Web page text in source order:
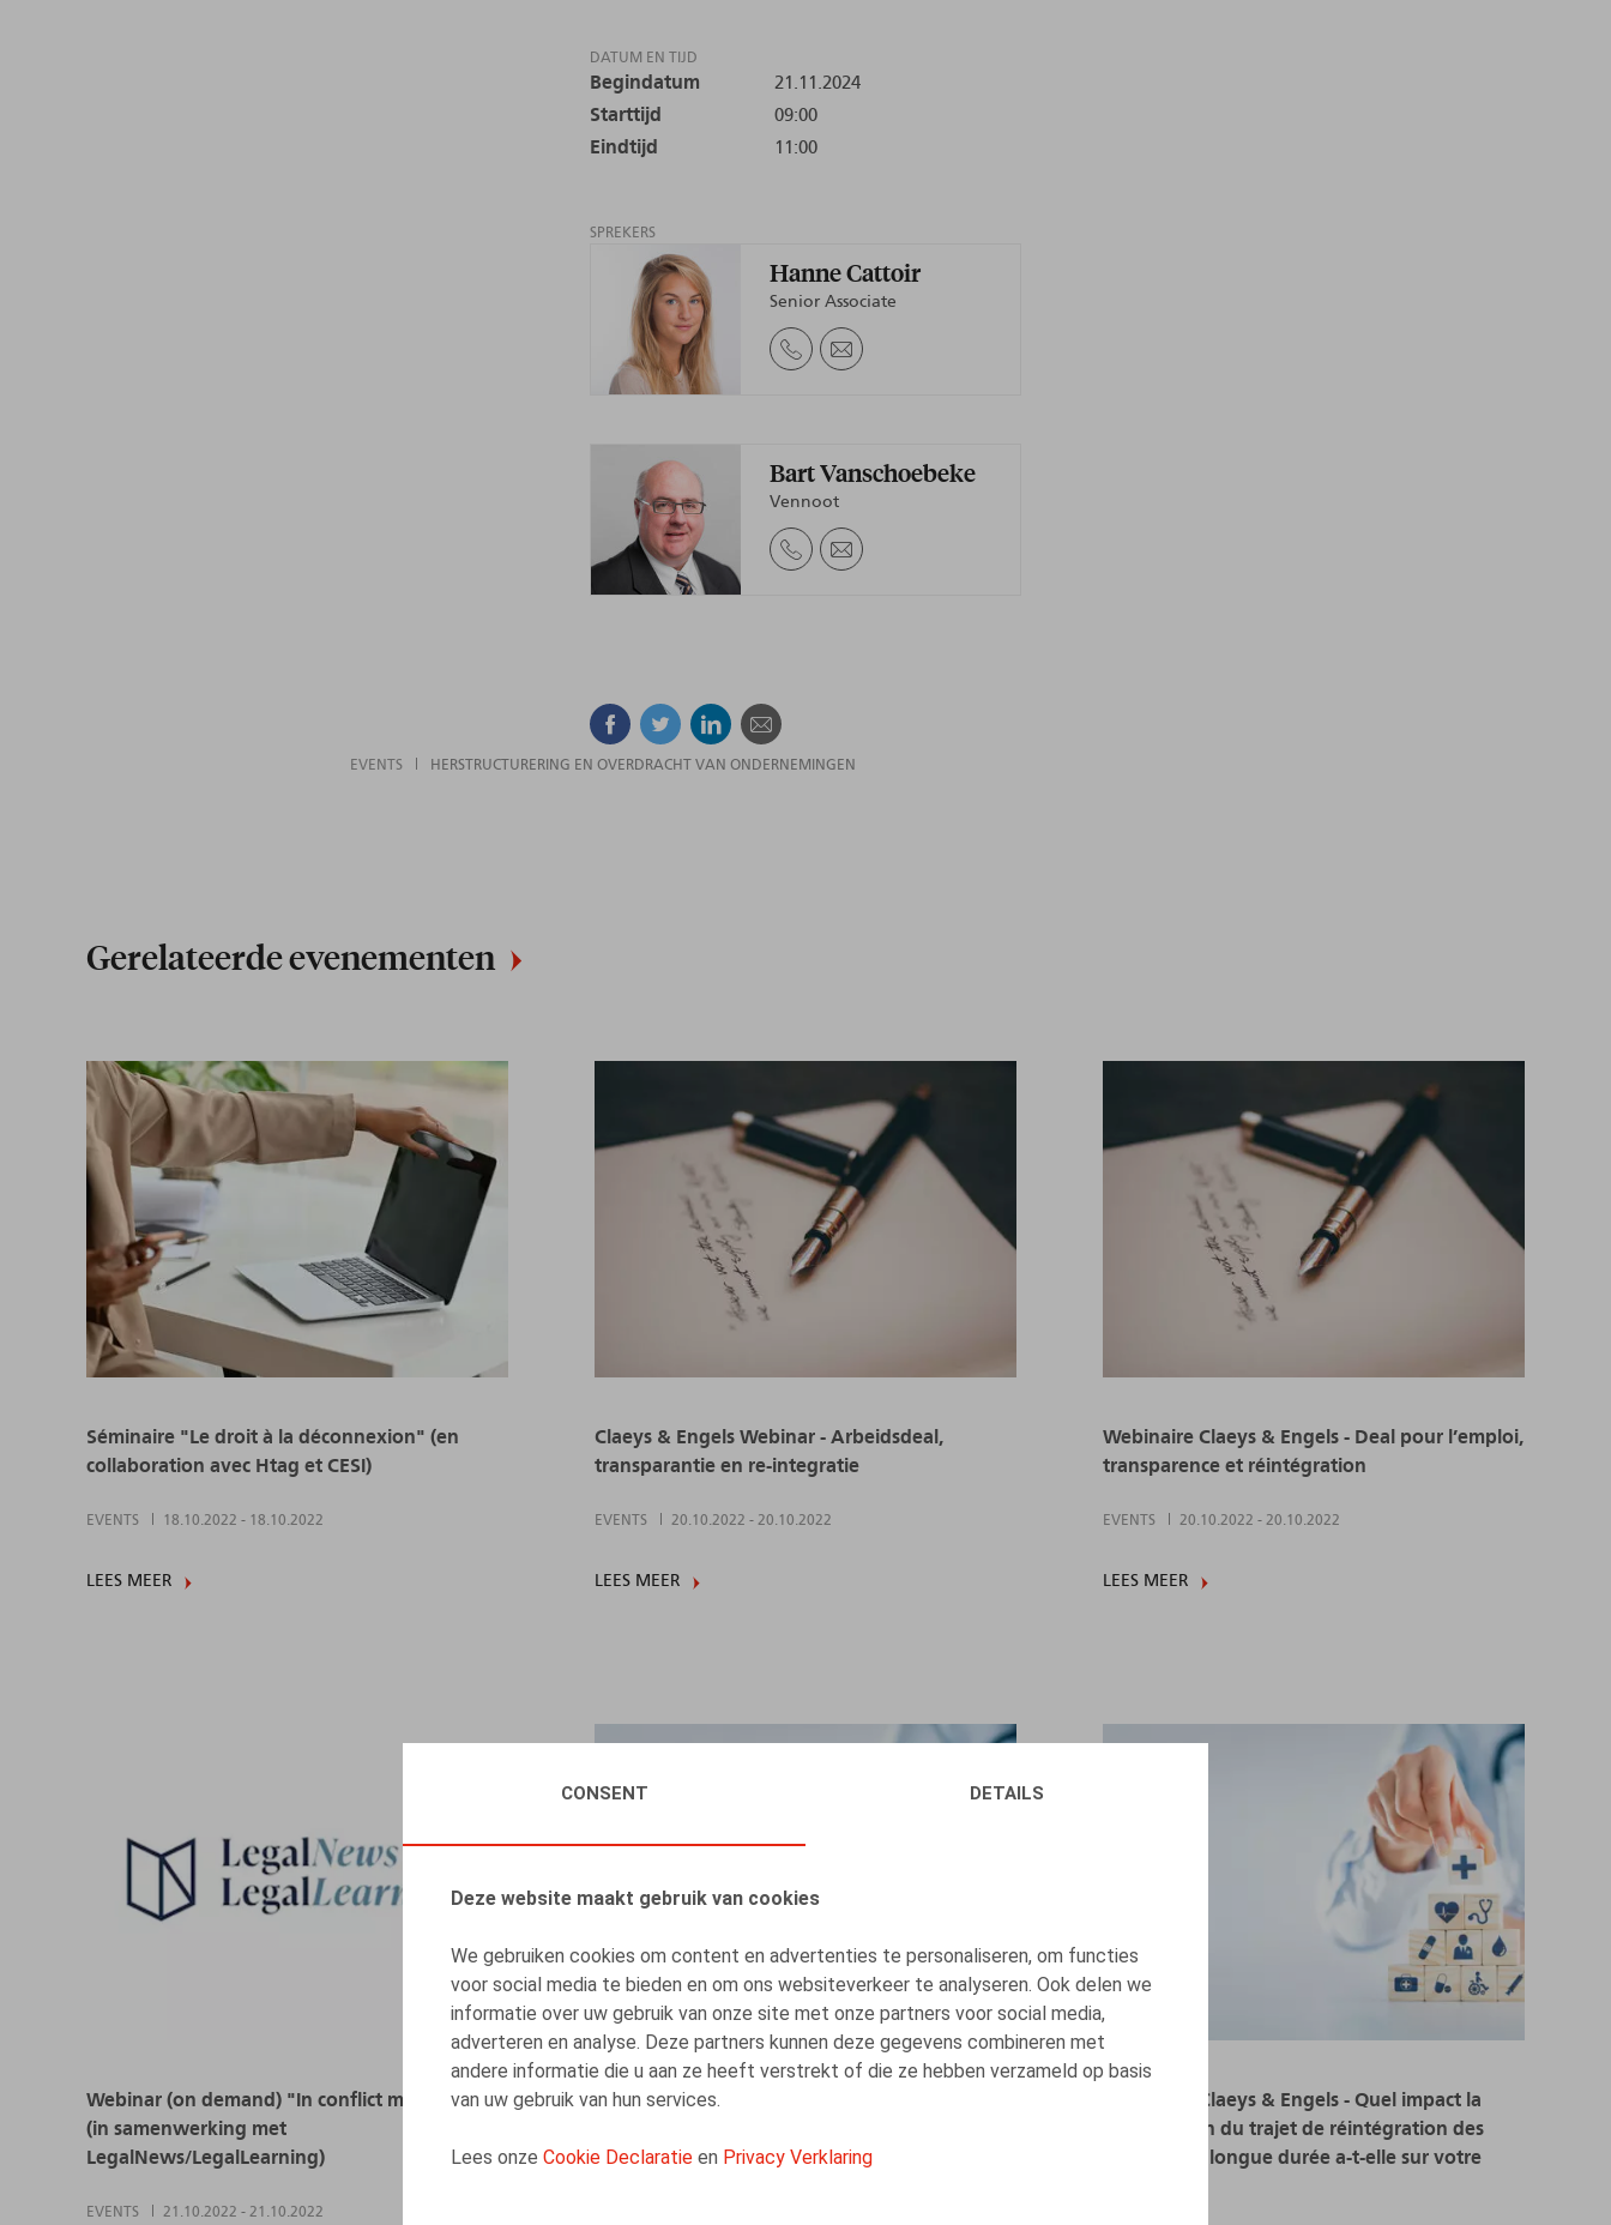
CONSENT DETAILS
Deze website maakt gebruik van cookies
We gebruiken cookies om content en advertenties te personaliseren, om functies
voor social media te bieden en om ons websiteverkeer te analyseren. Ook delen we
informatie over uw gebruik van onze site met onze partners voor social media,
adverteren en analyse. Deze partners kunnen deze gegevens combineren met
andere informatie die u aan ze heeft verstrekt of die ze hebben verzameld op basis
van uw gebruik van hun services.
Lees onze Cookie Declaratie en Privacy Verklaring
EVENTS HERSTRUCTURERING EN OVERDRACHT VAN ONDERNEMINGEN
Gerelateerde evenementen
Séminaire "Le droit à la déconnexion" (en
collaboration avec Htag et CESI)
EVENTS 18.10.2022 - 18.10.2022
LEES MEER
Claeys & Engels Webinar - Arbeidsdeal,
transparantie en re-integratie
EVENTS 20.10.2022 - 20.10.2022
LEES MEER
Webinaire Claeys & Engels - Deal pour l’emploi,
transparence et réintégration
EVENTS 20.10.2022 - 20.10.2022
LEES MEER
Webinar (on demand) "In conflict met de RSZ"
(in samenwerking met
LegalNews/LegalLearning)
EVENTS 21.10.2022 - 21.10.2022
Claeys & Engels Webinar - Welke impact heeft
zieken op uw onderneming?
Webinaire Claeys & Engels - Quel impact la
modification du trajet de réintégration des
malades de longue durée a-t-elle sur votre
DATUM EN TIJD
Begindatum 21.11.2024
Starttijd 09:00
Eindtijd 11:00
SPREKERS
Hanne Cattoir
Senior Associate
Bart Vanschoebeke
Vennoot
Facebook
TwitterLinkedinE-mail